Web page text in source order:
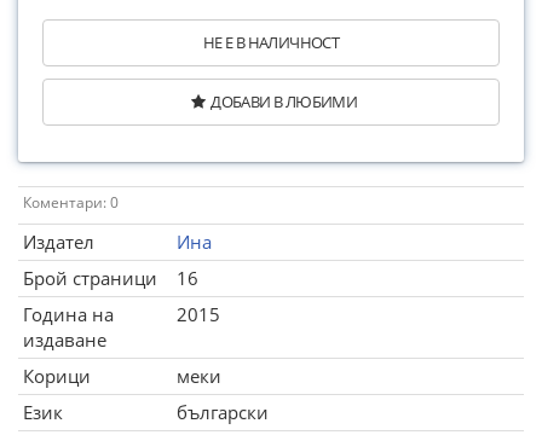
НЕ Е В НАЛИЧНОСТ
ДОБАВИ В ЛЮБИМИ
Коментари: 0
Издател
Ина
Брой страници
16
Година на
издаване
2015
Корици
меки
Език
български